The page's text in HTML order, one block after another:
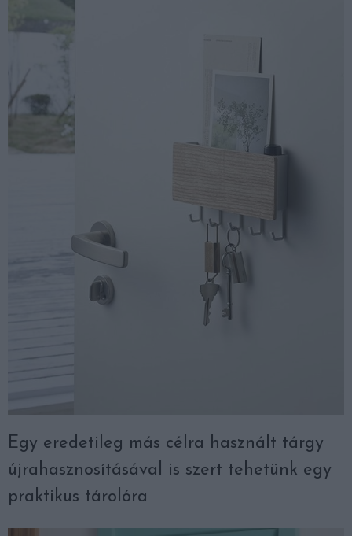
Egy eredetileg más célra használt tárgy
újrahasznosításával is szert tehetünk egy
praktikus tárolóra